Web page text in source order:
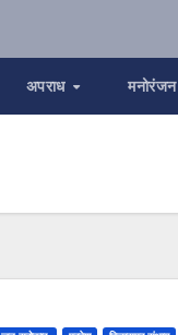
अपराध मनोरंजन